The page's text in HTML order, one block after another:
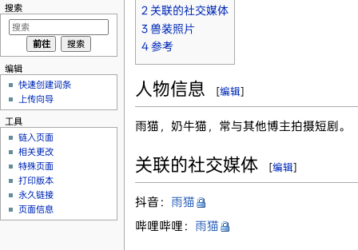
2 关联的社交媒体
3 兽装照片
4 参考
人物信息 [编辑]
雨猫，奶牛猫，常与其他博主拍摄短剧。
关联的社交媒体 [编辑]
抖音： 雨猫
哔哩哔哩： 雨猫
搜索
编辑
快速创建词条
上传向导
工具
链入页面
相关更改
特殊页面
打印版本
永久链接
页面信息